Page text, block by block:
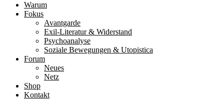
Warum
Fokus
Avantgarde
Exil-Literatur & Widerstand
Psychoanalyse
Soziale Bewegungen & Utopistica
Forum
Neues
Netz
Shop
Kontakt